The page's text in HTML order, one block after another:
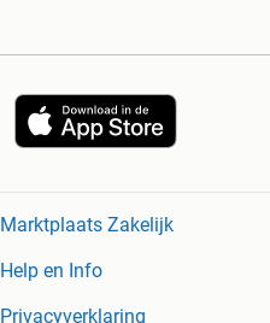
Marktplaats Zakelijk
Help en Info
Privacyverklaring